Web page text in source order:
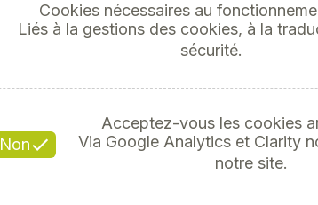
Cookies nécessaires au
Liés à la gestions des cookies, à la
sécurité.
Non
Acceptez-vous les cookies
Via Google Analytics et Clarity
notre site.